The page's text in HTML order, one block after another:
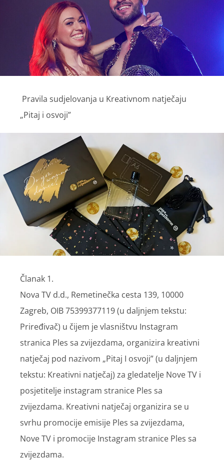
Pravila sudjelovanja u Kreativnom natječaju
„Pitaj i osvoji”
Članak 1.
Nova TV d.d., Remetinečka cesta 139, 10000
Zagreb, OIB 75399377119 (u daljnjem tekstu:
Priređivač) u čijem je vlasništvu Instagram
stranica Ples sa zvijezdama, organizira kreativni
natječaj pod nazivom „Pitaj I osvoji” (u daljnjem
tekstu: Kreativni natječaj) za gledatelje Nove TV i
posjetitelje instagram stranice Ples sa
zvijezdama. Kreativni natječaj organizira se u
svrhu promocije emisije Ples sa zvijezdama,
Nove TV i promocije Instagram stranice Ples sa
zvijezdama.